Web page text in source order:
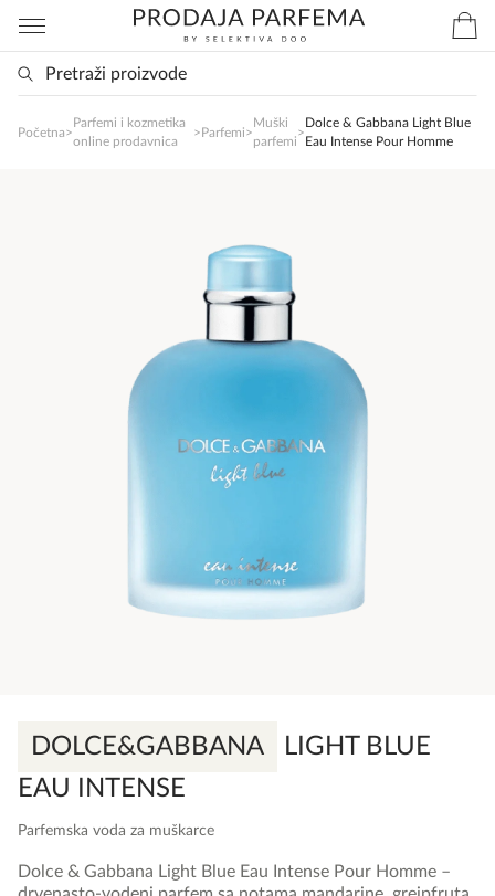
Početna>
Parfemi i kozmetika
online prodavnica
>Parfemi>
Muški
parfemi
>
Dolce & Gabbana Light Blue
Eau Intense Pour Homme
DOLCE&GABBANA
LIGHT BLUE
EAU INTENSE
Parfemska voda za muškarce
Dolce & Gabbana Light Blue Eau Intense Pour Homme –
SlađanAi Asistent
poručite svoj omiljeni parfem danas ali i za